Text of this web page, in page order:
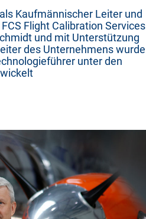
Kaufmännischer Leiter und
Flight Calibration Services
und mit Unterstützung
des Unternehmens wurde
unter den